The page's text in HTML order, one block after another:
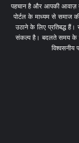
पहचान है और आपकी आवाज़
पोर्टल के माध्यम से समाज
उठाने के लिए प्रतिबद्ध हैं।
संकल्प है। बदलते समय के
विश्वसनीय